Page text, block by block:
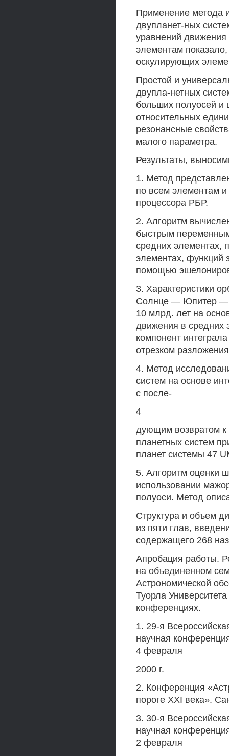
Применение метода
двупланет-ных
уравнений
элементам
оскулирующих
Простой и
двупла-нетных
больших полуосей
относительных
резонансные
малого параметра.
Результаты,
1. Метод
по всем элементам
процессора РБР.
2. Алгоритм
быстрым
средних элементах,
элементах, функций
помощью
3. Характеристики
Солнце — Юпитер —
10 млрд. лет на
движения в средних
компонент
отрезком
4. Метод
систем на основе
с после-
4
дующим возвратом
планетных систем
планет системы 47
5. Алгоритм оценки
использовании
полуоси. Метод
Структура и объем
из пяти глав,
содержащего 268
Апробация работы.
на объединенном
Астрономической
Туорла
конференциях.
1. 29-я
научная
4 февраля
2000 г.
2. Конференция
пороге XXI века».
3. 30-я
научная
2 февраля